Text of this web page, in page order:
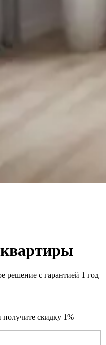
решение с гарантией 1 год
получите скидку 1%